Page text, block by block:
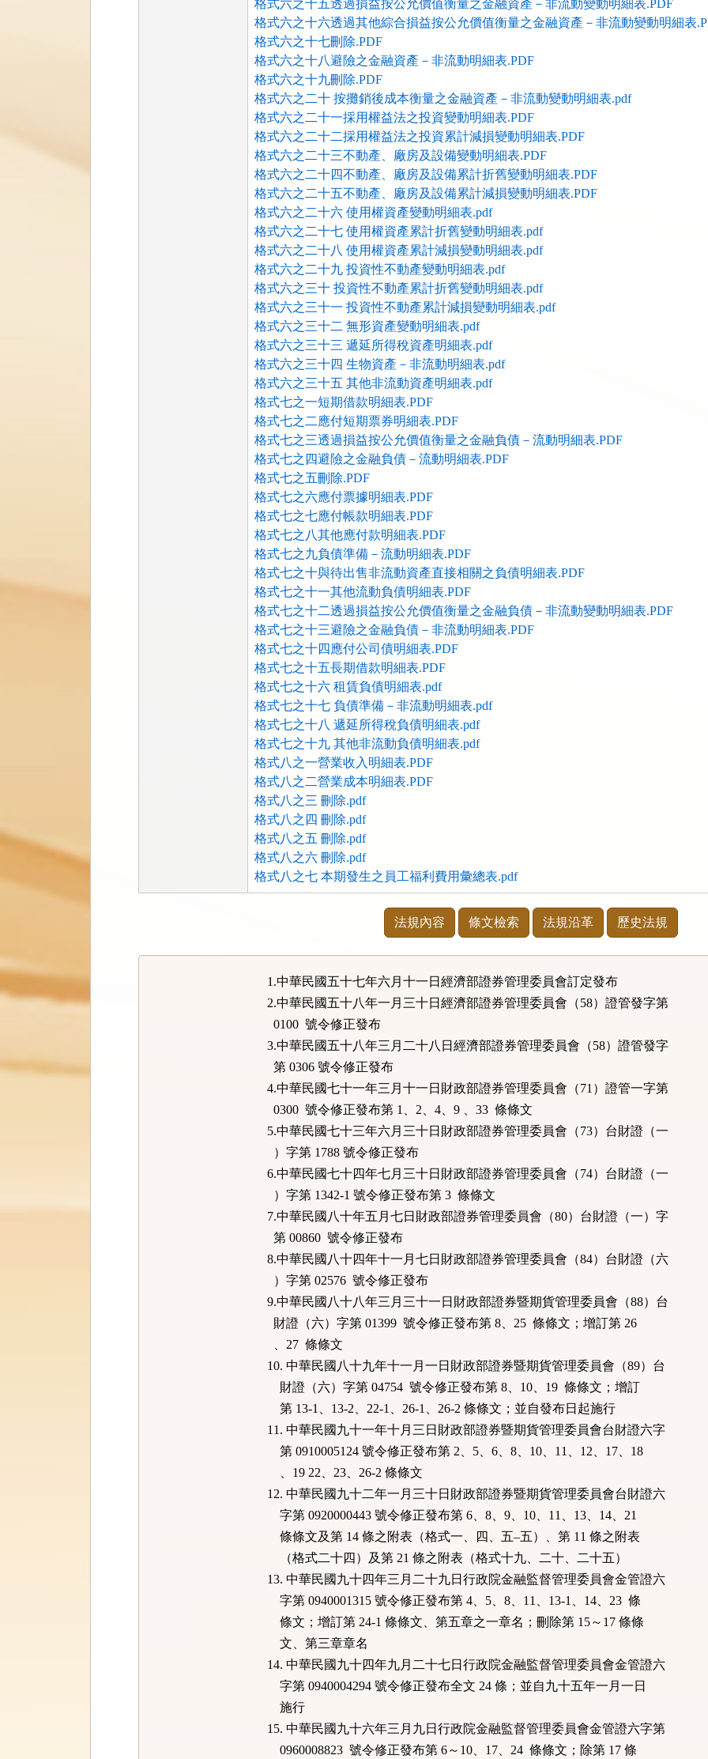
格式六之十五透過損益按公允價值衡量之金融資產－非流動變動明細表.PDF
格式六之十六透過其他綜合損益按公允價值衡量之金融資產－非流動變動明細表
格式六之十七刪除.PDF
格式六之十八避險之金融資產－非流動明細表.PDF
格式六之十九刪除.PDF
格式六之二十 按攤銷後成本衡量之金融資產－非流動變動明細表.pdf
格式六之二十一採用權益法之投資變動明細表.PDF
格式六之二十二採用權益法之投資累計減損變動明細表.PDF
格式六之二十三不動產、廠房及設備變動明細表.PDF
格式六之二十四不動產、廠房及設備累計折舊變動明細表.PDF
格式六之二十五不動產、廠房及設備累計減損變動明細表.PDF
格式六之二十六 使用權資產變動明細表.pdf
格式六之二十七 使用權資產累計折舊變動明細表.pdf
格式六之二十八 使用權資產累計減損變動明細表.pdf
格式六之二十九 投資性不動產變動明細表.pdf
格式六之三十 投資性不動產累計折舊變動明細表.pdf
格式六之三十一 投資性不動產累計減損變動明細表.pdf
格式六之三十二 無形資產變動明細表.pdf
格式六之三十三 遞延所得稅資產明細表.pdf
格式六之三十四 生物資產－非流動明細表.pdf
格式六之三十五 其他非流動資產明細表.pdf
格式七之一短期借款明細表.PDF
格式七之二應付短期票券明細表.PDF
格式七之三透過損益按公允價值衡量之金融負債－流動明細表.PDF
格式七之四避險之金融負債－流動明細表.PDF
格式七之五刪除.PDF
格式七之六應付票據明細表.PDF
格式七之七應付帳款明細表.PDF
格式七之八其他應付款明細表.PDF
格式七之九負債準備－流動明細表.PDF
格式七之十與待出售非流動資產直接相關之負債明細表.PDF
格式七之十一其他流動負債明細表.PDF
格式七之十二透過損益按公允價值衡量之金融負債－非流動變動明細表.PDF
格式七之十三避險之金融負債－非流動明細表.PDF
格式七之十四應付公司債明細表.PDF
格式七之十五長期借款明細表.PDF
格式七之十六 租賃負債明細表.pdf
格式七之十七 負債準備－非流動明細表.pdf
格式七之十八 遞延所得稅負債明細表.pdf
格式七之十九 其他非流動負債明細表.pdf
格式八之一營業收入明細表.PDF
格式八之二營業成本明細表.PDF
格式八之三 刪除.pdf
格式八之四 刪除.pdf
格式八之五 刪除.pdf
格式八之六 刪除.pdf
格式八之七 本期發生之員工福利費用彙總表.pdf
功
法規內容 條文檢索 法規沿革 歷史法規
1.中華民國五十七年六月十一日經濟部證券管理委員會訂定發布
2.中華民國五十八年一月三十日經濟部證券管理委員會（58）證管發字第
0100 號令修正發布
3.中華民國五十八年三月二十八日經濟部證券管理委員會（58）證管發字
第 0306 號令修正發布
4.中華民國七十一年三月十一日財政部證券管理委員會（71）證管一字第
0300 號令修正發布第 1、2、4、9 、33 條條文
5.中華民國七十三年六月三十日財政部證券管理委員會（73）台財證（一
）字第 1788 號令修正發布
6.中華民國七十四年七月三十日財政部證券管理委員會（74）台財證（一
）字第 1342-1 號令修正發布第 3 條條文
7.中華民國八十年五月七日財政部證券管理委員會（80）台財證（一）字
第 00860 號令修正發布
8.中華民國八十四年十一月七日財政部證券管理委員會（84）台財證（六
）字第 02576 號令修正發布
9.中華民國八十八年三月三十一日財政部證券暨期貨管理委員會（88）台
財證（六）字第 01399 號令修正發布第 8、25 條條文；增訂第 26
、27 條條文
10. 中華民國八十九年十一月一日財政部證券暨期貨管理委員會（89）台
財證（六）字第 04754 號令修正發布第 8、10、19 條條文；增訂
第 13-1、13-2、22-1、26-1、26-2 條條文；並自發布日起施行
11. 中華民國九十一年十月三日財政部證券暨期貨管理委員會台財證六字
第 0910005124 號令修正發布第 2、5、6、8、10、11、12、17、18
、19 22、23、26-2 條條文
12. 中華民國九十二年一月三十日財政部證券暨期貨管理委員會台財證六
字第 0920000443 號令修正發布第 6、8、9、10、11、13、14、21
條條文及第 14 條之附表（格式一、四、五–五）、第 11 條之附表
（格式二十四）及第 21 條之附表（格式十九、二十、二十五）
13. 中華民國九十四年三月二十九日行政院金融監督管理委員會金管證六
字第 0940001315 號令修正發布第 4、5、8、11、13-1、14、23 條
條文；增訂第 24-1 條條文、第五章之一章名；刪除第 15～17 條條
文、第三章章名
14. 中華民國九十四年九月二十七日行政院金融監督管理委員會金管證六
字第 0940004294 號令修正發布全文 24 條；並自九十五年一月一日
施行
15. 中華民國九十六年三月九日行政院金融監督管理委員會金管證六字第
0960008823 號令修正發布第 6～10、17、24 條條文；除第 17 條